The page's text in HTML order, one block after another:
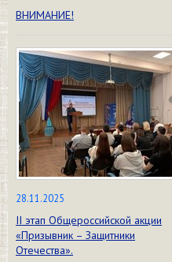
ВНИМАНИЕ!
28.11.2025
II этап Общероссийской акции
«Призывник – Защитники
Отечества».